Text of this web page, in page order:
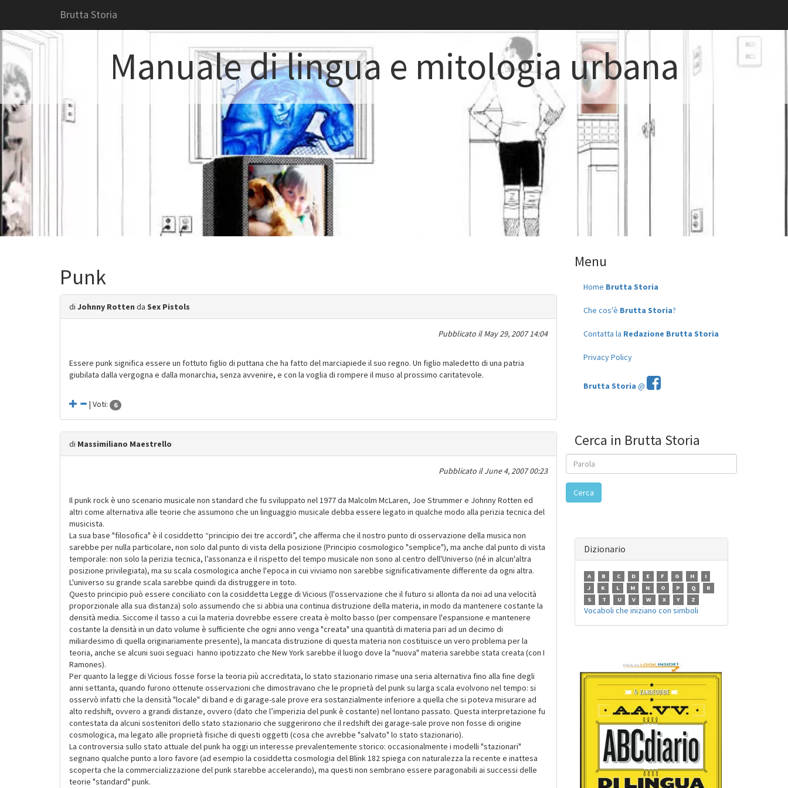
Brutta Storia
Manuale di lingua e mitologia urbana
Punk
di Johnny Rotten da Sex Pistols
Pubblicato ilMay 29, 2007 14:04
Essere punk significa essere un fottuto figlio di puttana che ha fatto del marciapiede il suo regno. Un figlio maledetto di una patria
giubilata dalla vergogna e dalla monarchia, senza avvenire, e con la voglia di rompere il muso al prossimo caritatevole.
| Voti: 6
di Massimiliano Maestrello
Pubblicato ilJune 4, 2007 00:23
Il punk rock è uno scenario musicale non standard che fu sviluppato nel 1977 da Malcolm McLaren, Joe Strummer e Johnny Rotten ed
altri come alternativa alle teorie che assumono che un linguaggio musicale debba essere legato in qualche modo alla perizia tecnica del
musicista.
La sua base "filosofica" è il cosiddetto “principio dei tre accordi”, che afferma che il nostro punto di osservazione della musica non
sarebbe per nulla particolare, non solo dal punto di vista della posizione (Principio cosmologico "semplice"), ma anche dal punto di vista
temporale: non solo la perizia tecnica, l’assonanza e il rispetto del tempo musicale non sono al centro dell'Universo (né in alcun'altra
posizione privilegiata), ma su scala cosmologica anche l'epoca in cui viviamo non sarebbe significativamente differente da ogni altra.
L'universo su grande scala sarebbe quindi da distruggere in toto.
Questo principio può essere conciliato con la cosiddetta Legge di Vicious (l'osservazione che il futuro si allonta da noi ad una velocità
proporzionale alla sua distanza) solo assumendo che si abbia una continua distruzione della materia, in modo da mantenere costante la
densità media. Siccome il tasso a cui la materia dovrebbe essere creata è molto basso (per compensare l'espansione e mantenere
costante la densità in un dato volume è sufficiente che ogni anno venga "creata" una quantità di materia pari ad un decimo di
miliardesimo di quella originariamente presente), la mancata distruzione di questa materia non costituisce un vero problema per la
teoria, anche se alcuni suoi seguaci hanno ipotizzato che New York sarebbe il luogo dove la "nuova" materia sarebbe stata creata (con I
Ramones).
Per quanto la legge di Vicious fosse forse la teoria più accreditata, lo stato stazionario rimase una seria alternativa fino alla fine degli
anni settanta, quando furono ottenute osservazioni che dimostravano che le proprietà del punk su larga scala evolvono nel tempo: si
osservò infatti che la densità "locale" di band e di garage-sale prove era sostanzialmente inferiore a quella che si poteva misurare ad
alto redshift, ovvero a grandi distanze, ovvero (dato che l’imperizia del punk è costante) nel lontano passato. Questa interpretazione fu
contestata da alcuni sostenitori dello stato stazionario che suggerirono che il redshift dei garage-sale prove non fosse di origine
cosmologica, ma legato alle proprietà fisiche di questi oggetti (cosa che avrebbe "salvato" lo stato stazionario).
La controversia sullo stato attuale del punk ha oggi un interesse prevalentemente storico: occasionalmente i modelli "stazionari"
segnano qualche punto a loro favore (ad esempio la cosiddetta cosmologia del Blink 182 spiega con naturalezza la recente e inattesa
scoperta che la commercializzazione del punk starebbe accelerando), ma questi non sembrano essere paragonabili ai successi delle
teorie "standard" punk.
Menu
Home Brutta Storia
Che cos'è Brutta Storia?
Contatta la Redazione Brutta Storia
Privacy Policy
Brutta Storia @
Cerca in Brutta Storia
Cerca
Dizionario
A B C D E F G H
I
J
K L M N O P Q
R
S
T U V W X Y Z
Vocaboli che iniziano con simboli